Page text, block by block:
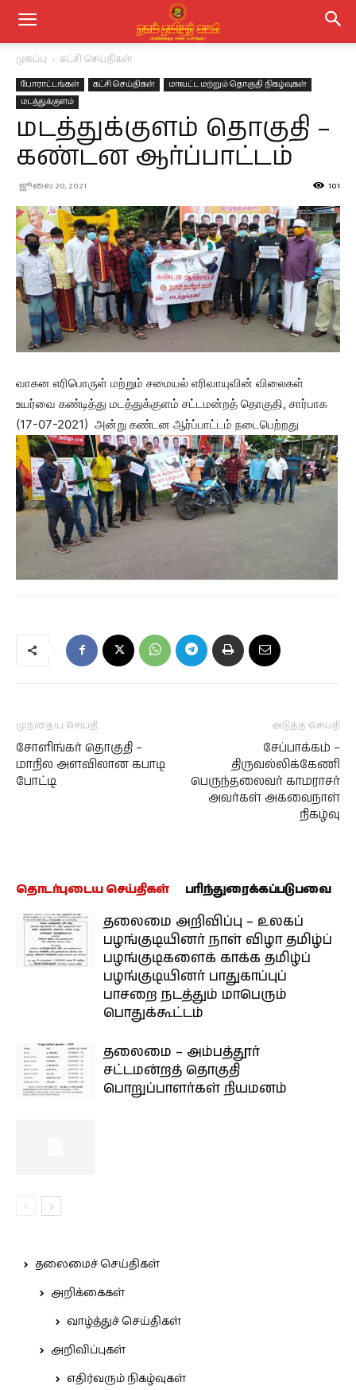
முகப்பு கட்சி செய்திகள்
போராட்டங்கள் கட்சி செய்திகள்
மாவட்ட மற்றும் தொகுதி நிகழ்வுகள்
மடத்துக்குளம்
மடத்துக்குளம் தொகுதி –
கண்டன ஆர்ப்பாட்டம்
ஜூலை 20, 2021 101
வாகன எரிபொருள் மற்றும் சமையல் எரிவாயுவின் விலைகள்
உயர்வை கண்டித்து மடத்துக்குளம் சட்டமன்றத் தொகுதி, சார்பாக
(17-07-2021) அன்று கண்டன ஆர்ப்பாட்டம் நடைபெற்றது
முந்தைய செய்தி
சோளிங்கர் தொகுதி –
மாநில அளவிலான கபாடி
போட்டி
அடுத்த செய்தி
சேப்பாக்கம் –
திருவல்லிக்கேணி
பெருந்தலைவர் காமராசர்
அவர்கள் அகவைநாள்
நிகழ்வு
தொடர்புடைய செய்திகள் பரிந்துரைக்கப்படுபவை
தலைமை அறிவிப்பு – உலகப்
பழங்குடியினர் நாள் விழா தமிழ்ப்
பழங்குடிகளைக் காக்க தமிழ்ப்
பழங்குடியினர் பாதுகாப்புப்
பாசறை நடத்தும் மாபெரும்
பொதுக்கூட்டம்
தலைமை – அம்பத்தூர்
சட்டமன்றத் தொகுதி
பொறுப்பாளர்கள் நியமனம்
தலைமைச் செய்திகள்
அறிக்கைகள்
வாழ்த்துச் செய்திகள்
அறிவிப்புகள்
எதிர்வரும் நிகழ்வுகள்